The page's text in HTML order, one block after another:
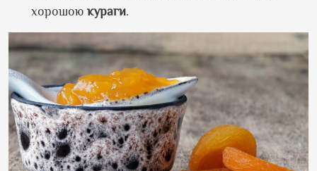
хорошою кураги.